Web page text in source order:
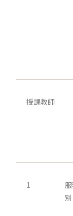
授課教師
1
別